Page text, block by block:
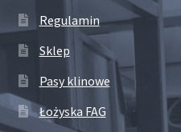
Regulamin
Sklep
Pasy klinowe
Łożyska FAG